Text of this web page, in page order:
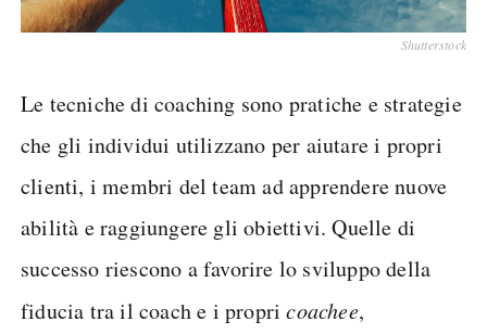
Shutterstock
Le tecniche di coaching sono pratiche e strategie
che gli individui utilizzano per aiutare i propri
clienti, i membri del team ad apprendere nuove
abilità e raggiungere gli obiettivi. Quelle di
successo riescono a favorire lo sviluppo della
fiducia tra il coach e i propricoachee,